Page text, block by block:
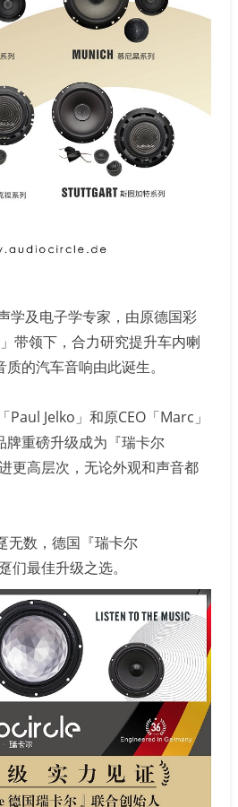
学及电子学专家，由原德国彩
带领下，合力研究提升车内喇
的汽车音响由此诞生。
Jelko」和原CEO「Marc」
牌重磅升级成为『瑞卡尔
更高层次，无论外观和声音都
无数，德国『瑞卡尔
们最佳升级之选。